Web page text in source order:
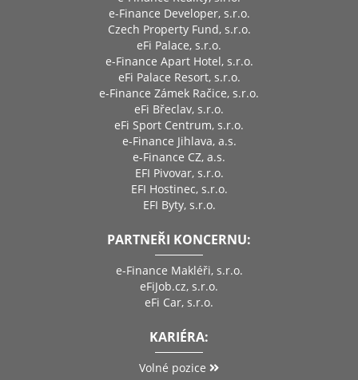
e-Finance Developer, s.r.o.
Czech Property Fund, s.r.o.
eFi Palace, s.r.o.
e-Finance Apart Hotel, s.r.o.
eFi Palace Resort, s.r.o.
e-Finance Zámek Račice, s.r.o.
eFi Břeclav, s.r.o.
eFi Sport Centrum, s.r.o.
e-Finance Jihlava, a.s.
e-Finance CZ, a.s.
EFI Pivovar, s.r.o.
EFI Hostinec, s.r.o.
EFI Byty, s.r.o.
PARTNEŘI KONCERNU:
e-Finance Makléři, s.r.o.
eFiJob.cz, s.r.o.
eFi Car, s.r.o.
KARIÉRA:
Volné pozice